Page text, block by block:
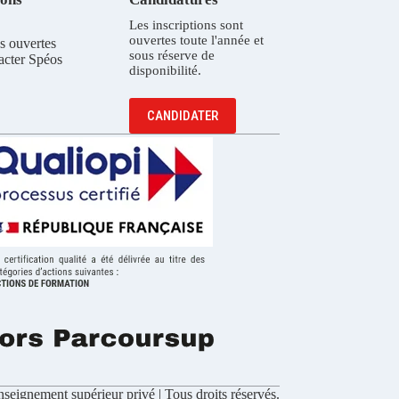
ouvertes
Spéos
Les inscriptions sont
ouvertes toute l'année et
sous réserve de
disponibilité.
CANDIDATER
supérieur privé | Tous droits réservés.